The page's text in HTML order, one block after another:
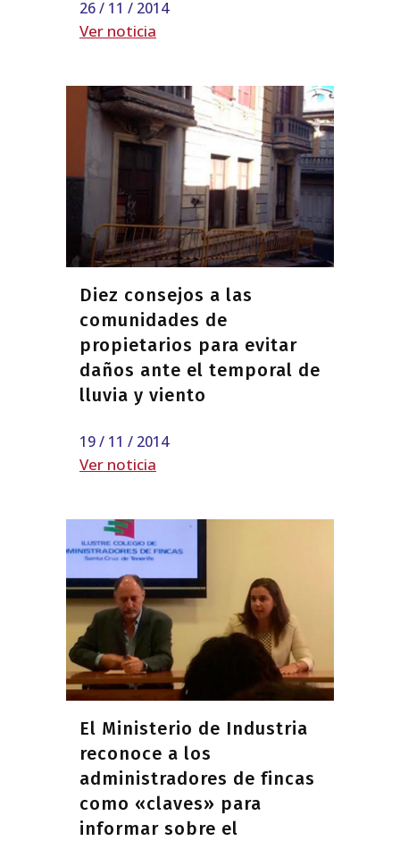
26 / 11 / 2014
Ver noticia
Diez consejos a las
comunidades de
propietarios para evitar
daños ante el temporal de
lluvia y viento
19 / 11 / 2014
Ver noticia
El Ministerio de Industria
reconoce a los
administradores de fincas
como «claves» para
informar sobre el